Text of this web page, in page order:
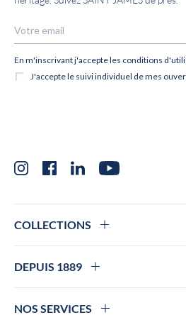
InstagramFacebookLinkedInYouTube
COLLECTIONS
DEPUIS 1889
NOS SERVICES